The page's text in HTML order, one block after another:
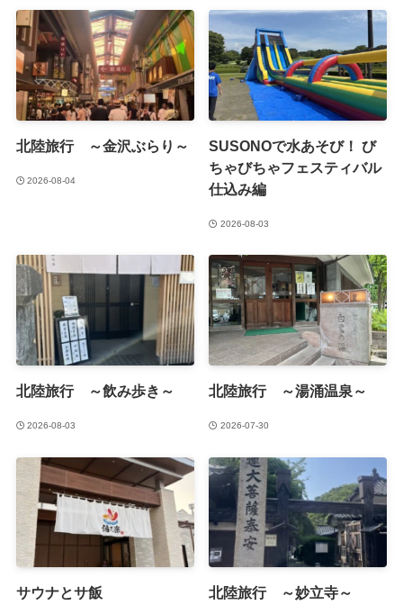
北陸旅行 ～金沢ぶらり～
2026-08-04
SUSONOで水あそび！ び
ちゃびちゃフェスティバル
仕込み編
2026-08-03
北陸旅行 ～飲み歩き～
2026-08-03
北陸旅行 ～湯涌温泉～
2026-07-30
サウナとサ飯 北陸旅行 ～妙立寺～